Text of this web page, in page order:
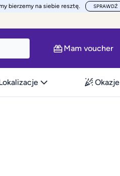
bierzemy na siebie resztę. SPRAWDŹ
Mam voucher
Okazje